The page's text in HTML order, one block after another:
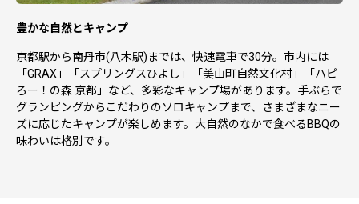
豊かな自然とキャンプ
京都駅から南丹市(八木駅)までは、快速電車で30分。市内には
「GRAX」「スプリングスひよし」「美山町自然文化村」「ハピ
ろー！の森 京都」など、多彩なキャンプ場があります。手ぶらで
グランピングからこだわりのソロキャンプまで、さまざまなニー
ズに応じたキャンプが楽しめます。大自然のなかで食べるBBQの
味わいは格別です。